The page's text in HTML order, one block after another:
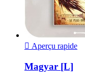
 Aperçu rapide
Magyar [L]